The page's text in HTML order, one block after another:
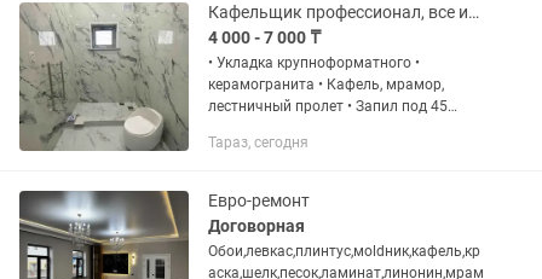
Кафельщик профессионал, все инструменты имеются
4 000 - 7 000 ₸
• Укладка крупноформатного •
керамогранита • Кафель, мрамор,
лестничный пролет • Запил под 45
Ремонт квартира под ключ •
Тараз, сегодня
Евро-ремонт
Договорная
Обои,левкас,плинтус,мoldник,кафель,кр
аска,шелк,песок,ламинат,линонин,мрам